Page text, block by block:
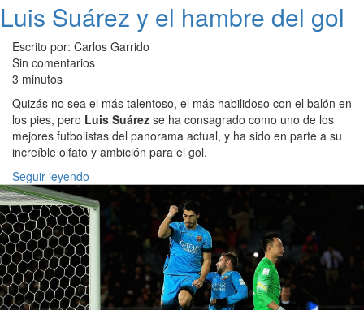
Luis Suárez y el hambre del gol
Escrito por: Carlos Garrido
Sin comentarios
3 minutos
Quizás no sea el más talentoso, el más habilidoso con el balón en
los pies, pero Luis Suárez se ha consagrado como uno de los
mejores futbolistas del panorama actual, y ha sido en parte a su
increíble olfato y ambición para el gol.
Seguir leyendo